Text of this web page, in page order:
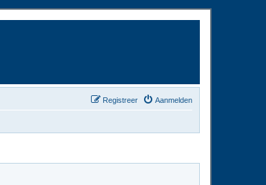
Aanmelden
Registreer